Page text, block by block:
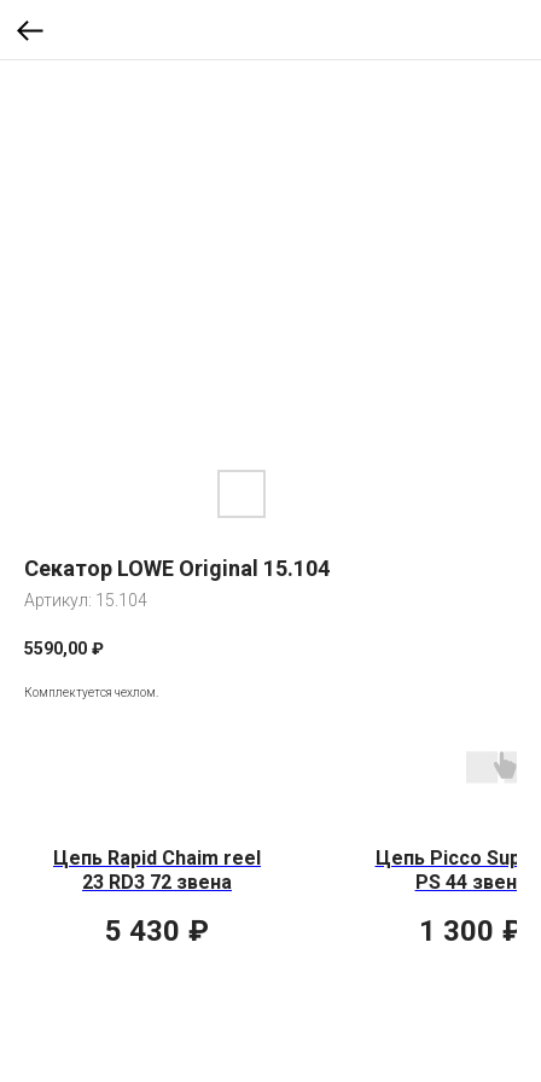
Секатор LOWE Original 15.104
Артикул: 15.104
5590,00 ₽
Комплектуется чехлом.
Цепь Rapid Chaim reel
23 RD3 72 звена
5 430 ₽
Цепь Picco
PS 44 звена
1 300 ₽